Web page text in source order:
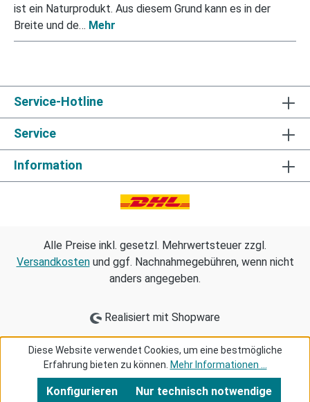
ist ein Naturprodukt. Aus diesem Grund kann es in der
Breite und de… Mehr
Service-Hotline
Service
Information
Alle Preise inkl. gesetzl. Mehrwertsteuer zzgl.
Versandkostenund ggf. Nachnahmegebühren, wenn nicht
anders angegeben.
Realisiert mit Shopware
Diese Website verwendet Cookies, um eine bestmögliche
Erfahrung bieten zu können. Mehr Informationen ...
Nur technisch notwendige
Konfigurieren